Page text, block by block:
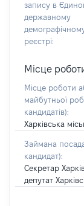
запису в
державному
реєстрі:
Місце
Місце роботи
майбутньої
кандидатів):
Харківська
Займана
кандидат):
Секретар
депутат